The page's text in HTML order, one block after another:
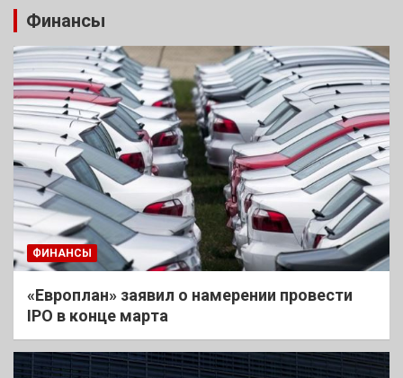
Финансы
ФИНАНСЫ
«Европлан» заявил о намерении провести
IPO в конце марта